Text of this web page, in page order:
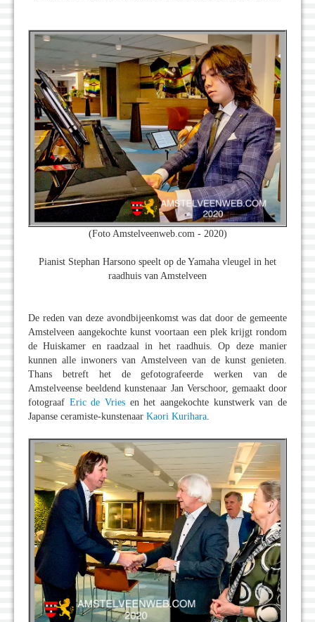
(Foto Amstelveenweb.com - 2020)
Pianist Stephan Harsono speelt op de Yamaha vleugel in het
raadhuis van Amstelveen
De reden van deze avondbijeenkomst was dat door de gemeente
Amstelveen aangekochte kunst voortaan een plek krijgt rondom
de Huiskamer en raadzaal in het raadhuis. Op deze manier
kunnen alle inwoners van Amstelveen van de kunst genieten.
Thans betreft het de gefotografeerde werken van de
Amstelveense beeldend kunstenaar Jan Verschoor, gemaakt door
fotograaf Eric de Vries en het aangekochte kunstwerk van de
Japanse ceramiste-kunstenaar Kaori Kurihara.